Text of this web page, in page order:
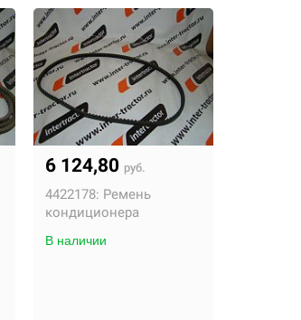
6 124,80 руб.
4422178: Ремень
кондиционера
В наличии